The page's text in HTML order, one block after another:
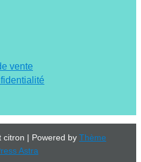
vente
| Powered by Thème
Astra